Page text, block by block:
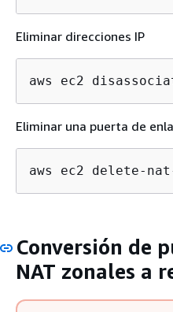
Eliminar direcciones IP
aws ec2
Eliminar una puerta de
aws ec2 delete-
Conversión de
NAT zonales a